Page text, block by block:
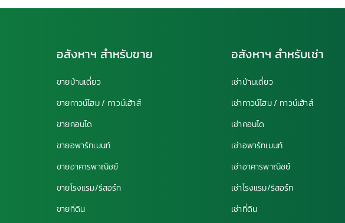
อสังหาฯ สำหรับขาย
ขายบ้านเดี่ยว
ขายทาวน์โฮม / ทาวน์เฮ้าส์
ขายคอนโด
ขายอพาร์ทเมนท์
ขายอาคารพาณิชย์
ขายโรงแรม/รีสอร์ท
ขายที่ดิน
อสังหาฯ สำหรับเช่า
เช่าบ้านเดี่ยว
เช่าทาวน์โฮม / ทาวน์เฮ้าส์
เช่าคอนโด
เช่าอพาร์ทเมนท์
เช่าอาคารพาณิชย์
เช่าโรงแรม/รีสอร์ท
เช่าที่ดิน